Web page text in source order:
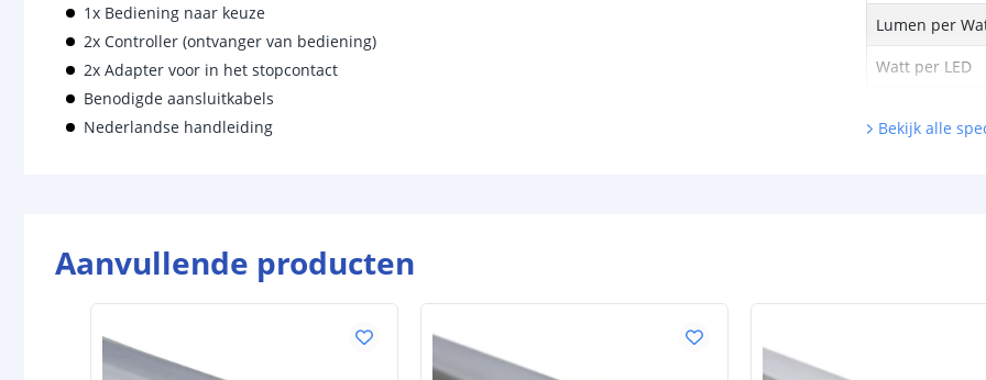
1x Bediening naar keuze
2x Controller (ontvanger van bediening)
2x Adapter voor in het stopcontact
Benodigde aansluitkabels
Nederlandse handleiding
Lumen per
Watt per LED
Bekijk alle
Aanvullende producten